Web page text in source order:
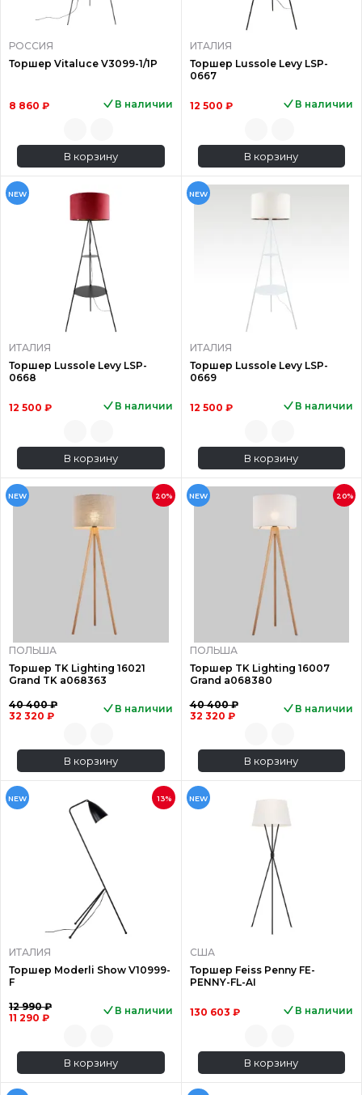
РОССИЯ
Торшер Vitaluce V3099-1/1P
8 860 ₽ В наличии
В корзину
ИТАЛИЯ
Торшер Lussole Levy LSP-
0667
12 500 ₽ В наличии
В корзину
NEW
ИТАЛИЯ
Торшер Lussole Levy LSP-
0668
12 500 ₽ В наличии
В корзину
NEW
ИТАЛИЯ
Торшер Lussole Levy LSP-
0669
12 500 ₽ В наличии
В корзину
NEW 20%
ПОЛЬША
Торшер TK Lighting 16021
Grand TK a068363
40 400 ₽
32 320 ₽
В наличии
В корзину
NEW 20%
ПОЛЬША
Торшер TK Lighting 16007
Grand a068380
40 400 ₽
32 320 ₽
В наличии
В корзину
NEW 13%
ИТАЛИЯ
Торшер Moderli Show V10999-
F
12 990 ₽
11 290 ₽
В наличии
В корзину
NEW
США
Торшер Feiss Penny FE-
PENNY-FL-AI
130 603 ₽ В наличии
В корзину